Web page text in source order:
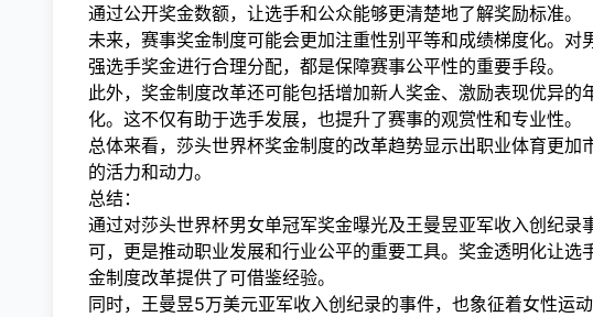
通过公开奖金数额，让选手和公众能够更清楚地了解奖励标准。
未来，赛事奖金制度可能会更加注重性别平等和成绩梯度化。
强选手奖金进行合理分配，都是保障赛事公平性的重要手段。
此外，奖金制度改革还可能包括增加新人奖金、激励表现优异
化。这不仅有助于选手发展，也提升了赛事的观赏性和专业性。
总体来看，莎头世界杯奖金制度的改革趋势显示出职业体育更
的活力和动力。
总结：
通过对莎头世界杯男女单冠军奖金曝光及王曼昱亚军收入创纪
可，更是推动职业发展和行业公平的重要工具。奖金透明化让
金制度改革提供了可借鉴经验。
同时，王曼昱5万美元亚军收入创纪录的事件，也象征着女性运